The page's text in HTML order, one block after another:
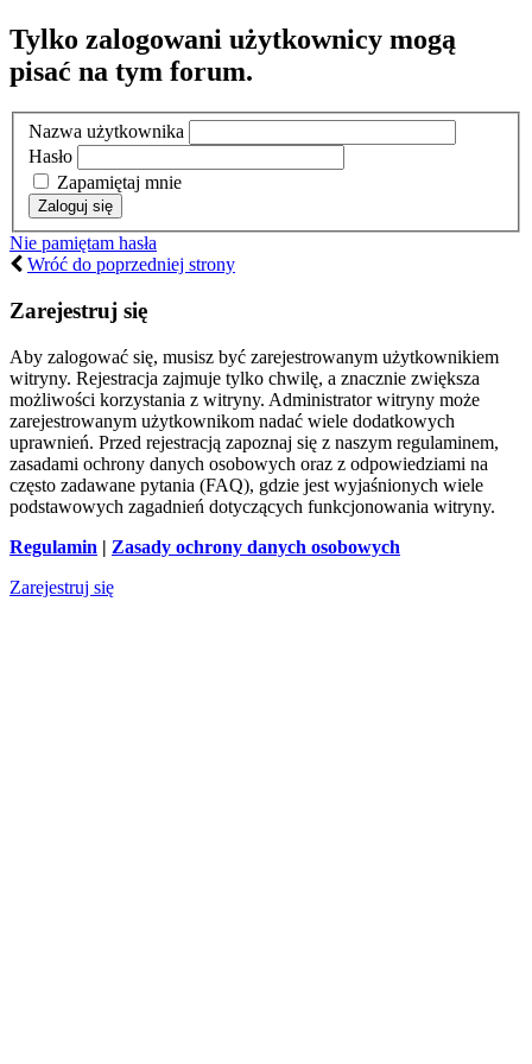
Tylko zalogowani użytkownicy mogą
pisać na tym forum.
Nazwa użytkownika
Hasło
Zapamiętaj mnie
Nie pamiętam hasła
Wróć do poprzedniej strony
Zarejestruj się
Aby zalogować się, musisz być zarejestrowanym użytkownikiem
witryny. Rejestracja zajmuje tylko chwilę, a znacznie zwiększa
możliwości korzystania z witryny. Administrator witryny może
zarejestrowanym użytkownikom nadać wiele dodatkowych
uprawnień. Przed rejestracją zapoznaj się z naszym regulaminem,
zasadami ochrony danych osobowych oraz z odpowiedziami na
często zadawane pytania (FAQ), gdzie jest wyjaśnionych wiele
podstawowych zagadnień dotyczących funkcjonowania witryny.
Regulamin | Zasady ochrony danych osobowych
Zarejestruj się